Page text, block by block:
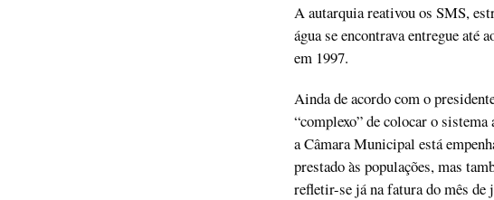
A autarquia reativou os SMS,
água se encontrava entregue até
em 1997.
Ainda de acordo com o
“complexo” de colocar o
a Câmara Municipal está
prestado às populações, mas
refletir-se já na fatura do mês de